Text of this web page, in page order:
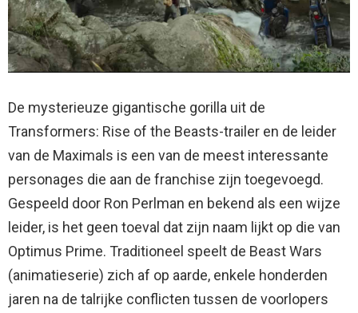
De mysterieuze gigantische gorilla uit de
Transformers: Rise of the Beasts-trailer en de leider
van de Maximals is een van de meest interessante
personages die aan de franchise zijn toegevoegd.
Gespeeld door Ron Perlman en bekend als een wijze
leider, is het geen toeval dat zijn naam lijkt op die van
Optimus Prime. Traditioneel speelt de Beast Wars
(animatieserie) zich af op aarde, enkele honderden
jaren na de talrijke conflicten tussen de voorlopers